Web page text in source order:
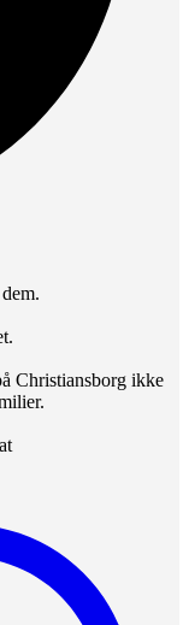
Christiansborg ikke